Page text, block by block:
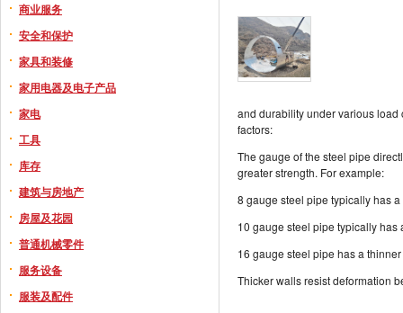
商业服务
安全和保护
家具和装修
家用电器及电子产品
家电
工具
库存
建筑与房地产
房屋及花园
普通机械零件
服务设备
服装及配件
and durability under various
factors:
The gauge of the steel pipe
greater strength. For example:
8 gauge steel pipe typically has
10 gauge steel pipe typically
16 gauge steel pipe has a
Thicker walls resist deformation